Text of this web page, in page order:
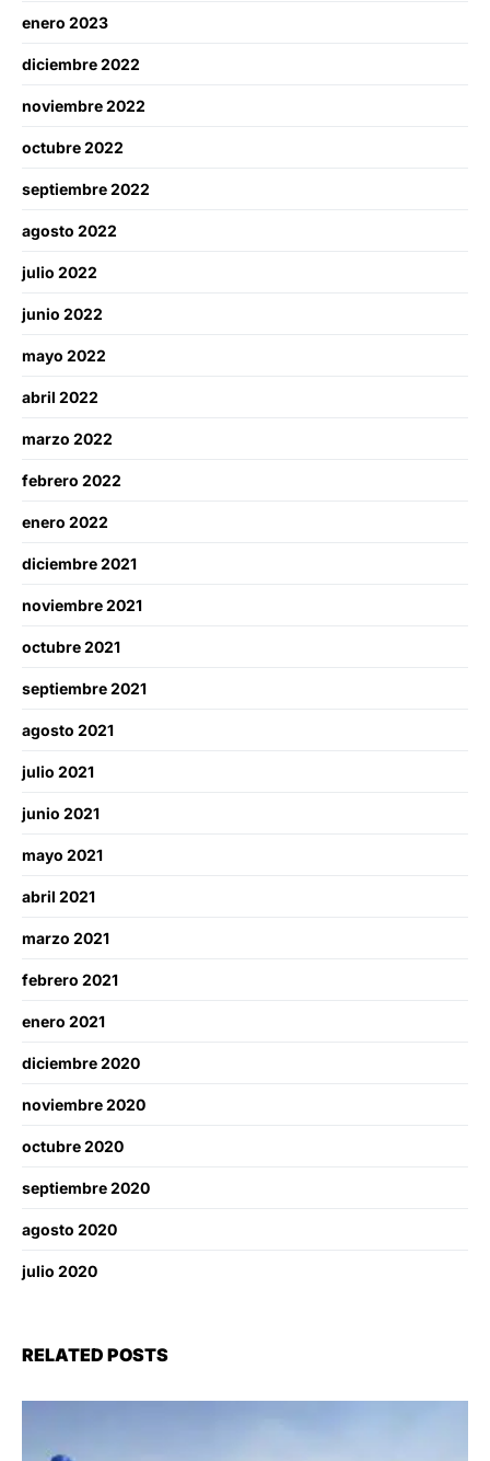
enero 2023
diciembre 2022
noviembre 2022
octubre 2022
septiembre 2022
agosto 2022
julio 2022
junio 2022
mayo 2022
abril 2022
marzo 2022
febrero 2022
enero 2022
diciembre 2021
noviembre 2021
octubre 2021
septiembre 2021
agosto 2021
julio 2021
junio 2021
mayo 2021
abril 2021
marzo 2021
febrero 2021
enero 2021
diciembre 2020
noviembre 2020
octubre 2020
septiembre 2020
agosto 2020
julio 2020
RELATED POSTS